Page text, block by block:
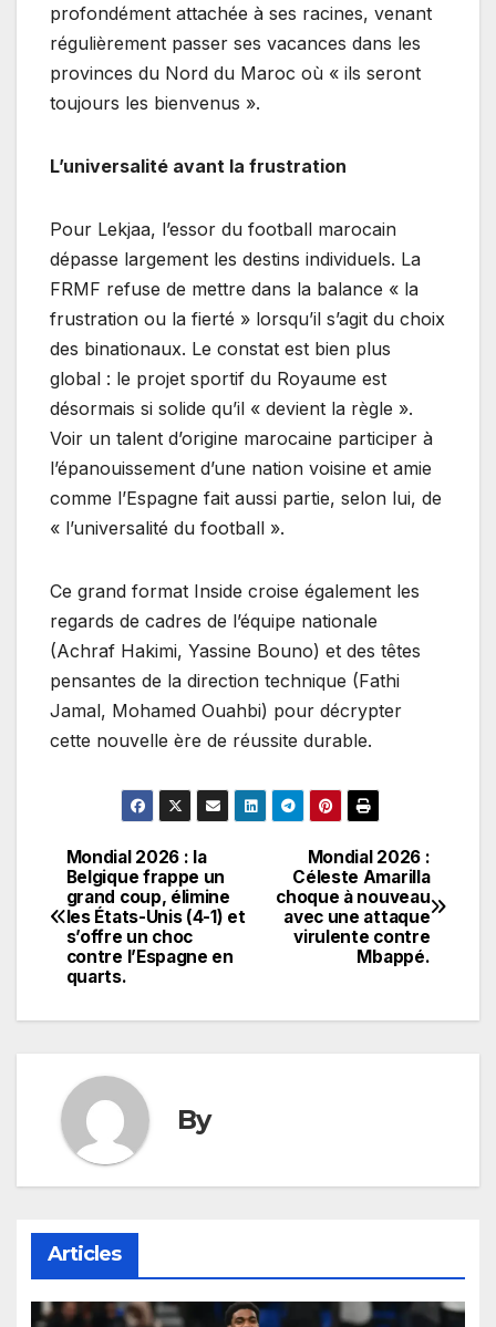
profondément attachée à ses racines, venant
régulièrement passer ses vacances dans les
provinces du Nord du Maroc où « ils seront
toujours les bienvenus ».
L’universalité avant la frustration
Pour Lekjaa, l’essor du football marocain
dépasse largement les destins individuels. La
FRMF refuse de mettre dans la balance « la
frustration ou la fierté » lorsqu’il s’agit du choix
des binationaux. Le constat est bien plus
global : le projet sportif du Royaume est
désormais si solide qu’il « devient la règle ».
Voir un talent d’origine marocaine participer à
l’épanouissement d’une nation voisine et amie
comme l’Espagne fait aussi partie, selon lui, de
« l’universalité du football ».
Ce grand format Inside croise également les
regards de cadres de l’équipe nationale
(Achraf Hakimi, Yassine Bouno) et des têtes
pensantes de la direction technique (Fathi
Jamal, Mohamed Ouahbi) pour décrypter
cette nouvelle ère de réussite durable.
Navigation
de
l’article
Mondial 2026 :
Céleste Amarilla
choque à nouveau
avec une attaque
virulente contre
Mbappé.
Mondial 2026 : la
Belgique frappe un
grand coup, élimine
les États-Unis (4-1) et
s’offre un choc
contre l’Espagne en
quarts.
By
Articles